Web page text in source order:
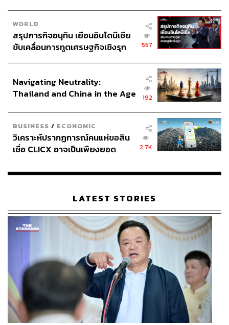
WORLD
สรุปภารกิจอนุทิน เยือนอินโดนีเซีย
ขับเคลื่อนการทูตเศรษฐกิจเชิงรุก
557
Navigating Neutrality:
Thailand and China in the Age
192
BUSINESS / ECONOMIC
วิเคราะห์ปรากฏการณ์คนแห่ขอสิน
เชื่อ CLICX อาจเป็นเพียงยอด
เรือนไทยที่ถูกซุกไว้
2.7K
LATEST STORIES